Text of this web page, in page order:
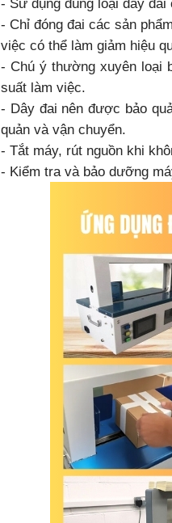
- Chỉ đóng đai các sản
việc có thể làm giảm hiệu
- Chú ý thường xuyên loại
suất làm việc.
- Dây đai nên được bảo
quản và vận chuyển.
- Tắt máy, rút nguồn khi
- Kiểm tra và bảo dưỡng